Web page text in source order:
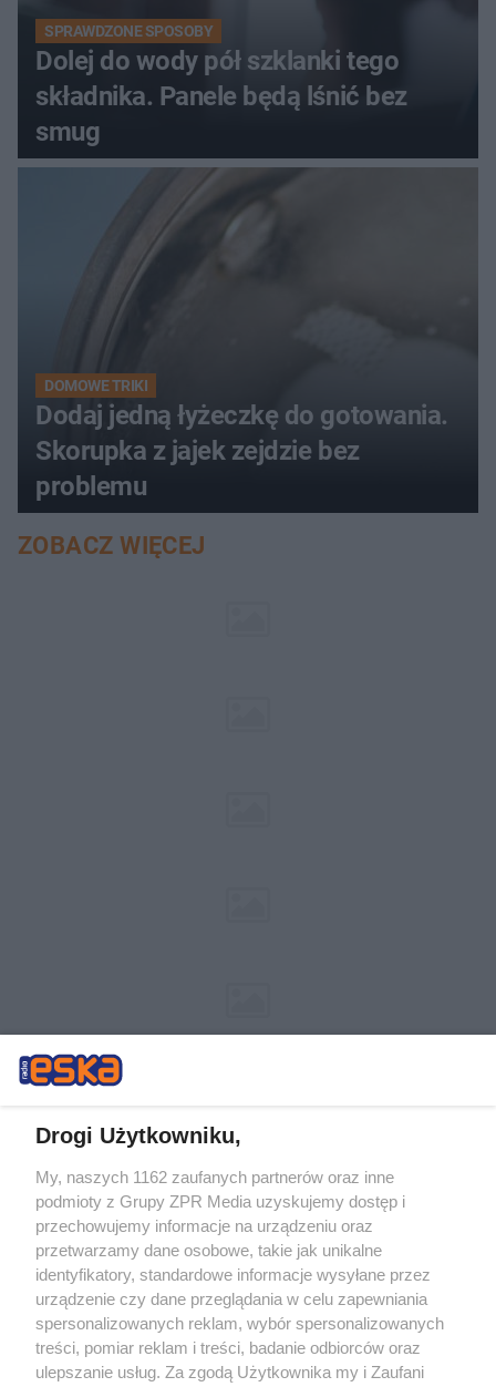
SPRAWDZONE SPOSOBY
Dolej do wody pół szklanki tego
składnika. Panele będą lśnić bez
smug
DOMOWE TRIKI
Dodaj jedną łyżeczkę do gotowania.
Skorupka z jajek zejdzie bez
problemu
ZOBACZ WIĘCEJ
Żaden utwór zamieszczony w serwisie nie może być powielany i
rozpowszechniany lub dalej rozpowszechniany w jakikolwiek sposób (w
tym także elektroniczny lub mechaniczny) na jakimkolwiek polu
eksploatacji w jakiejkolwiek formie, włącznie z umieszczaniem w
Internecie bez pisemnej zgody właściciela praw. Jakiekolwiek użycie lub
wykorzystanie utworów w całości lub w części z naruszeniem prawa,
tzn. bez właściwej zgody, jest zabronione pod groźbą kary i może być
ścigane prawnie.
Drogi Użytkowniku,
My, naszych 1162 zaufanych partnerów oraz inne
podmioty z Grupy ZPR Media uzyskujemy dostęp i
przechowujemy informacje na urządzeniu oraz
przetwarzamy dane osobowe, takie jak unikalne
identyfikatory, standardowe informacje wysyłane przez
urządzenie czy dane przeglądania w celu zapewniania
spersonalizowanych reklam, wybór spersonalizowanych
treści, pomiar reklam i treści, badanie odbiorców oraz
ulepszanie usług. Za zgodą Użytkownika my i Zaufani